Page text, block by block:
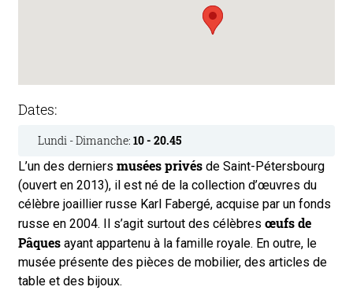
Dates:
Lundi - Dimanche: 10 - 20.45
L’un des derniers musées privés de Saint-Pétersbourg
(ouvert en 2013), il est né de la collection d’œuvres du
célèbre joaillier russe Karl Fabergé, acquise par un fonds
russe en 2004. Il s’agit surtout des célèbres œufs de
Pâques ayant appartenu à la famille royale. En outre, le
musée présente des pièces de mobilier, des articles de
table et des bijoux.